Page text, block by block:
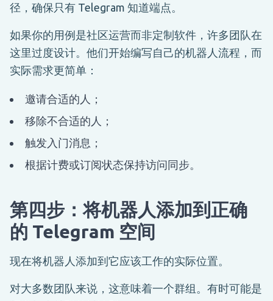
径，确保只有 Telegram 知道端点。
如果你的用例是社区运营而非定制软件，许多团队在
这里过度设计。他们开始编写自己的机器人流程，而
实际需求更简单：
邀请合适的人；
移除不合适的人；
触发入门消息；
根据计费或订阅状态保持访问同步。
第四步：将机器人添加到正确
的 Telegram 空间
现在将机器人添加到它应该工作的实际位置。
对大多数团队来说，这意味着一个群组。有时可能是